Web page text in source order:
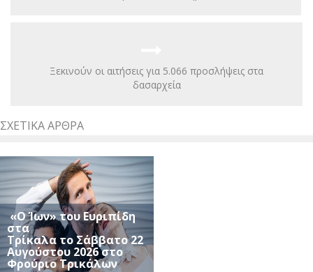
Ξεκινούν οι αιτήσεις για 5.066 προσλήψεις στα
δασαρχεία
ΣΧΕΤΙΚΆ ΆΡΘΡΑ
«Ο Ίων» του Ευριπίδη
στα
Τρίκαλα το Σάββατο 22
Αυγούστου 2026 στο
Φρούριο Τρικάλων